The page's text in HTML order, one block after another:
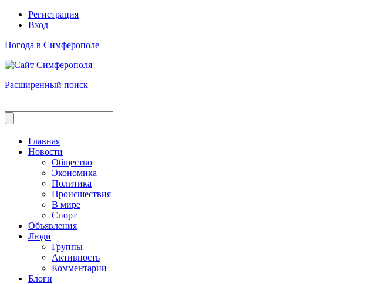
Регистрация
Вход
Погода в Симферополе
Расширенный поиск
Главная
Новости
Общество
Экономика
Политика
Происшествия
В мире
Спорт
Объявления
Люди
Группы
Активность
Комментарии
Блоги